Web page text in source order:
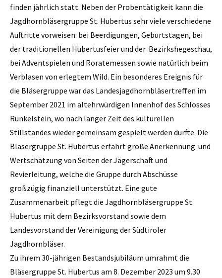
finden jährlich statt. Neben der Probentätigkeit kann die
Jagdhornbläsergruppe St. Hubertus sehr viele verschiedene
Auftritte vorweisen: bei Beerdigungen, Geburtstagen, bei
der traditionellen Hubertusfeier und der Bezirkshegeschau,
bei Adventspielen und Roratemessen sowie natürlich beim
Verblasen von erlegtem Wild. Ein besonderes Ereignis für
die Bläsergruppe war das Landesjagdhornbläsertreffen im
September 2021 im altehrwürdigen Innenhof des Schlosses
Runkelstein, wo nach langer Zeit des kulturellen
Stillstandes wieder gemeinsam gespielt werden durfte. Die
Bläsergruppe St. Hubertus erfährt große Anerkennung und
Wertschätzung von Seiten der Jägerschaft und
Revierleitung, welche die Gruppe durch Abschüsse
großzügig finanziell unterstützt. Eine gute
Zusammenarbeit pflegt die Jagdhornbläsergruppe St.
Hubertus mit dem Bezirksvorstand sowie dem
Landesvorstand der Vereinigung der Südtiroler
Jagdhornbläser.
Zu ihrem 30-jährigen Bestandsjubiläum umrahmt die
Bläsergruppe St. Hubertus am 8. Dezember 2023 um 9.30